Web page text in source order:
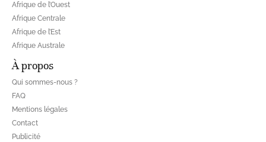
Afrique de l’Ouest
Afrique Centrale
Afrique de l’Est
Afrique Australe
À propos
Qui sommes-nous ?
FAQ
Mentions légales
Contact
Publicité